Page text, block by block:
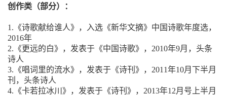
创作类（部分）：
1.《诗歌献给谁人》，入选《新华文摘》中国诗歌年度选，
2016年
2.《更远的白》，发表于《中国诗歌》，2010年9月，头条
诗人
3.《唱词里的流水》，发表于《诗刊》，2011年10月下半月
刊，头条诗人
4.《卡若拉冰川》，发表于《诗刊》，2013年12月号上半月